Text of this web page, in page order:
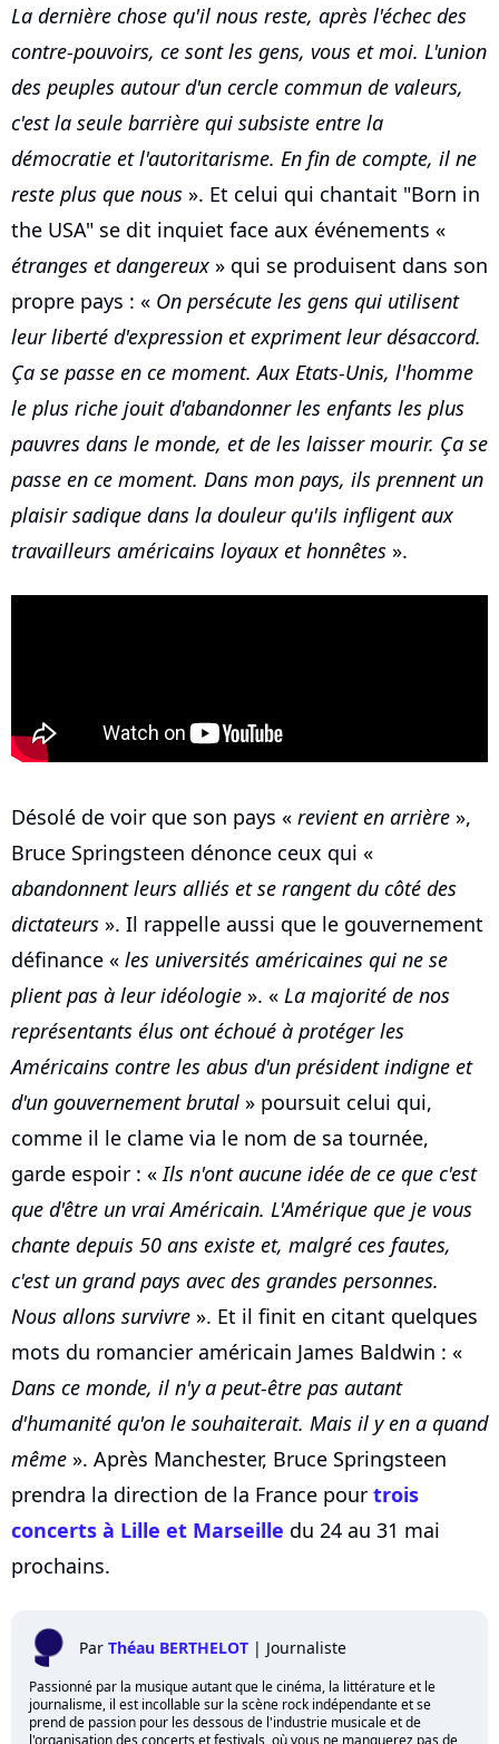
La dernière chose qu'il nous reste, après l'échec des
contre-pouvoirs, ce sont les gens, vous et moi. L'union
des peuples autour d'un cercle commun de valeurs,
c'est la seule barrière qui subsiste entre la
démocratie et l'autoritarisme. En fin de compte, il ne
reste plus que nous ». Et celui qui chantait "Born in
the USA" se dit inquiet face aux événements «
étranges et dangereux » qui se produisent dans son
propre pays : « On persécute les gens qui utilisent
leur liberté d'expression et expriment leur désaccord.
Ça se passe en ce moment. Aux Etats-Unis, l'homme
le plus riche jouit d'abandonner les enfants les plus
pauvres dans le monde, et de les laisser mourir. Ça se
passe en ce moment. Dans mon pays, ils prennent un
plaisir sadique dans la douleur qu'ils infligent aux
travailleurs américains loyaux et honnêtes ».
Désolé de voir que son pays « revient en arrière »,
Bruce Springsteen dénonce ceux qui «
abandonnent leurs alliés et se rangent du côté des
dictateurs ». Il rappelle aussi que le gouvernement
définance « les universités américaines qui ne se
plient pas à leur idéologie ». « La majorité de nos
représentants élus ont échoué à protéger les
Américains contre les abus d'un président indigne et
d'un gouvernement brutal » poursuit celui qui,
comme il le clame via le nom de sa tournée,
garde espoir : «Ils n'ont aucune idée de ce que c'est
que d'être un vrai Américain. L'Amérique que je vous
chante depuis 50 ans existe et, malgré ces fautes,
c'est un grand pays avec des grandes personnes.
Nous allons survivre ». Et il finit en citant quelques
mots du romancier américain James Baldwin : «
Dans ce monde, il n'y a peut-être pas autant
d'humanité qu'on le souhaiterait. Mais il y en a quand
même ». Après Manchester, Bruce Springsteen
prendra la direction de la France pour trois
concerts à Lille et Marseille du 24 au 31 mai
prochains.
Par Théau BERTHELOT | Journaliste
Passionné par la musique autant que le cinéma, la littérature et le
journalisme, il est incollable sur la scène rock indépendante et se
prend de passion pour les dessous de l'industrie musicale et de
l'organisation des concerts et festivals, où vous ne manquerez pas de